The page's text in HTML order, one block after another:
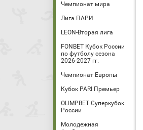
Чемпионат мира
Лига ПАРИ
LEON-Вторая лига
FONBET Кубок России
по футболу сезона
2026-2027 гг.
Чемпионат Европы
Кубок PARI Премьер
OLIMPBET Суперкубок
России
Молодежная